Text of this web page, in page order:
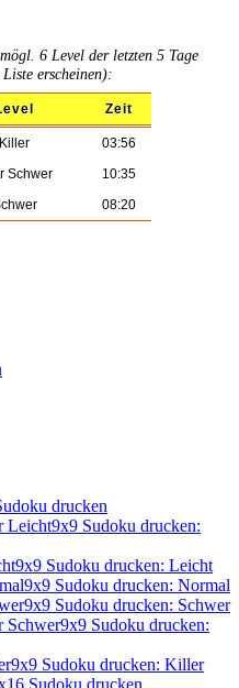
6 Level der letzten 5 Tage
erscheinen):
Zeit
Killer
03:56
Schwer
10:35
08:20
drucken
9x9 Sudoku drucken:
9x9 Sudoku drucken: Leicht
9x9 Sudoku drucken: Normal
9x9 Sudoku drucken: Schwer
9x9 Sudoku drucken:
9x9 Sudoku drucken: Killer
Sudoku drucken